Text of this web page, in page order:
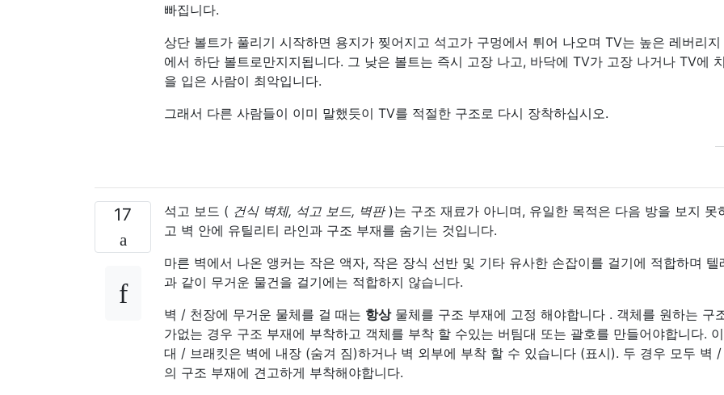
빠집니다.
상단 볼트가 풀리기 시작하면 용지가 찢어지고 석고가 구멍에서 튀어 나오며 TV는 높은 레버리지
에서 하단 볼트로만지지됩니다. 그 낮은 볼트는 즉시 고장 나고, 바닥에 TV가 고장 나거나 TV에
을 입은 사람이 최악입니다.
그래서 다른 사람들이 이미 말했듯이 TV를 적절한 구조로 다시 장착하십시오.
17 석고 보드 ( 건식 벽체, 석고 보드, 벽판)는 구조 재료가 아니며, 유일한 목적은 다음 방을 보지 못
고 벽 안에 유틸리티 라인과 구조 부재를 숨기는 것입니다.
마른 벽에서 나온 앵커는 작은 액자, 작은 장식 선반 및 기타 유사한 손잡이를 걸기에 적합하며 텔
과 같이 무거운 물건을 걸기에는 적합하지 않습니다.
벽 / 천장에 무거운 물체를 걸 때는 항상물체를 구조 부재에 고정 해야합니다 . 객체를 원하는 구
가없는 경우 구조 부재에 부착하고 객체를 부착 할 수있는 버팀대 또는 괄호를 만들어야합니다.
대 / 브래킷은 벽에 내장 (숨겨 짐)하거나 벽 외부에 부착 할 수 있습니다 (표시). 두 경우 모두 벽
의 구조 부재에 견고하게 부착해야합니다.